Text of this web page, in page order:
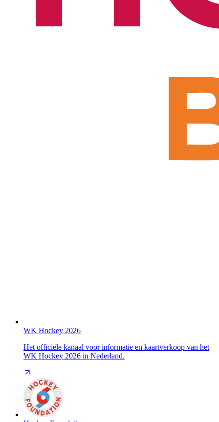
WK Hockey 2026
Het officiële kanaal voor informatie en kaartverkoop van het
WK Hockey 2026 in Nederland.